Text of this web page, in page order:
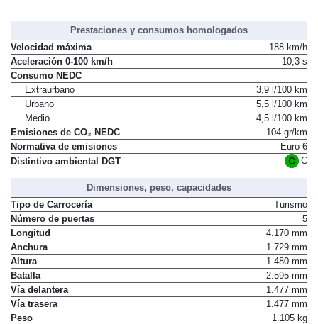
Prestaciones y consumos homologados
Velocidad máxima
188 km/h
Aceleración 0-100 km/h
10,3 s
Consumo NEDC
Extraurbano
3,9 l/100 km
Urbano
5,5 l/100 km
Medio
4,5 l/100 km
Emisiones de CO₂ NEDC
104 gr/km
Normativa de emisiones
Euro 6
Distintivo ambiental DGT
C
Dimensiones, peso, capacidades
Tipo de Carrocería
Turismo
Número de puertas
5
Longitud
4.170 mm
Anchura
1.729 mm
Altura
1.480 mm
Batalla
2.595 mm
Vía delantera
1.477 mm
Vía trasera
1.477 mm
Peso
1.105 kg